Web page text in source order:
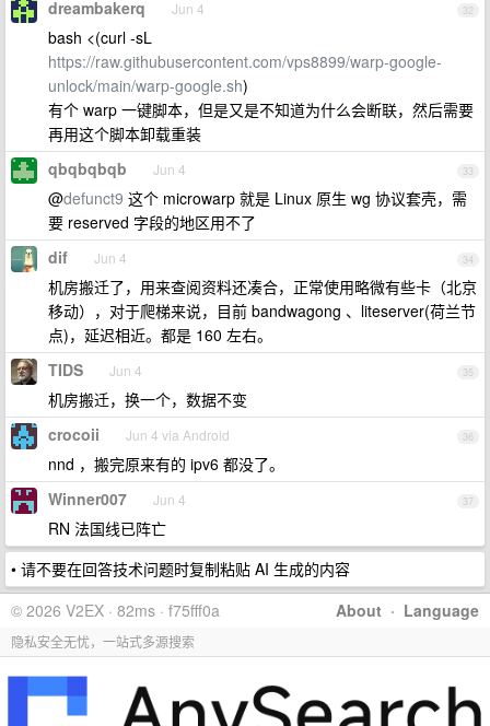
32
dreambakerq Jun 4
bash <(curl -sL
https://raw.githubusercontent.com/vps8899/warp-google-
unlock/main/warp-google.sh)
有个 warp 一键脚本，但是又是不知道为什么会断联，然后需要
再用这个脚本卸载重装
33
qbqbqbqb Jun 4
@defunct9 这个 microwarp 就是 Linux 原生 wg 协议套壳，需
要 reserved 字段的地区用不了
34
dif Jun 4
机房搬迁了，用来查阅资料还凑合，正常使用略微有些卡（北京
移动），对于爬梯来说，目前 bandwagong 、liteserver(荷兰节
点)，延迟相近。都是 160 左右。
35
TIDS Jun 4
机房搬迁，换一个，数据不变
36
crocoii Jun 4 via Android
nnd ，搬完原来有的 ipv6 都没了。
37
Winner007 Jun 4
RN 法国线已阵亡
• 请不要在回答技术问题时复制粘贴 AI 生成的内容
About · Language
© 2026 V2EX · 82ms · f75fff0a
隐私安全无忧，一站式多源搜索